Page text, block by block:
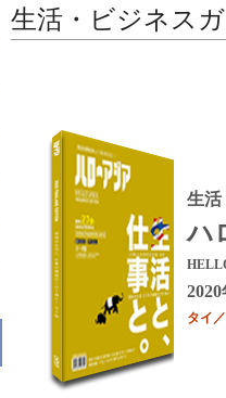
生活・ビジネス
生活
ハ
タイ